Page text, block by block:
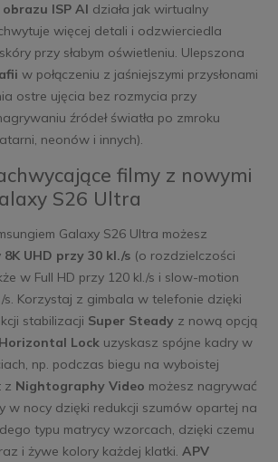
ISP AI działa jak wirtualny
więcej detali i odzwierciedla
przy słabym oświetleniu. Ulepszona
w połączeniu z jaśniejszymi przysłonami
ostre ujęcia bez rozmycia przy
źródeł światła po zmroku
neonów i innych).
filmy z nowymi
S26 Ultra
Galaxy S26 Ultra możesz
UHD przy 30 kl./s(o rozdzielczości
w Full HD przy 120 kl./s i slow-motion
s. Korzystaj z gimbala w telefonie dzięki
stabilizacji Super Steadyz nową opcją
Horizontal Lockuzyskasz spójne kadry w
np. podczas biegu na wyboistej
z Nightography Video możesz nagrywać
w nocy dzięki redukcji szumów opartej na
typu matrycy wzorcach, dzięki czemu
i żywe kolory każdej klatki. APV